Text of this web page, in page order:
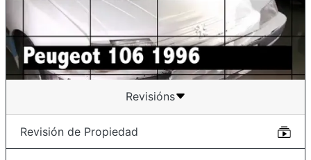
Revisións
Revisión de Propiedad